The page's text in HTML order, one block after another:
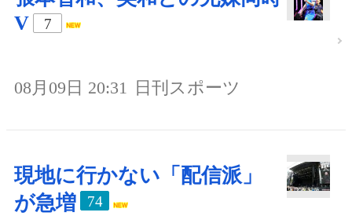
V
7
08月09日 20:31 日刊スポーツ
現地に行かない「配信派」
が急増
74